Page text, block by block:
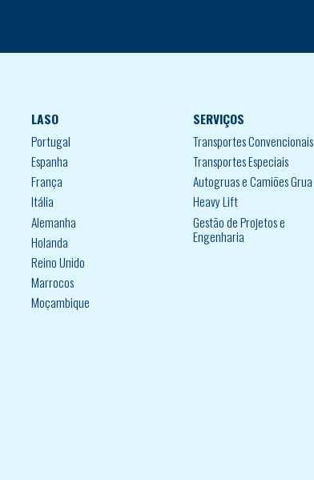
LASO
Portugal
Espanha
França
Itália
Alemanha
Holanda
Reino Unido
Marrocos
Moçambique
SERVIÇOS
Transportes Convencionais
Transportes Especiais
Autogruas e Camiões Grua
Heavy Lift
Gestão de Projetos e
Engenharia